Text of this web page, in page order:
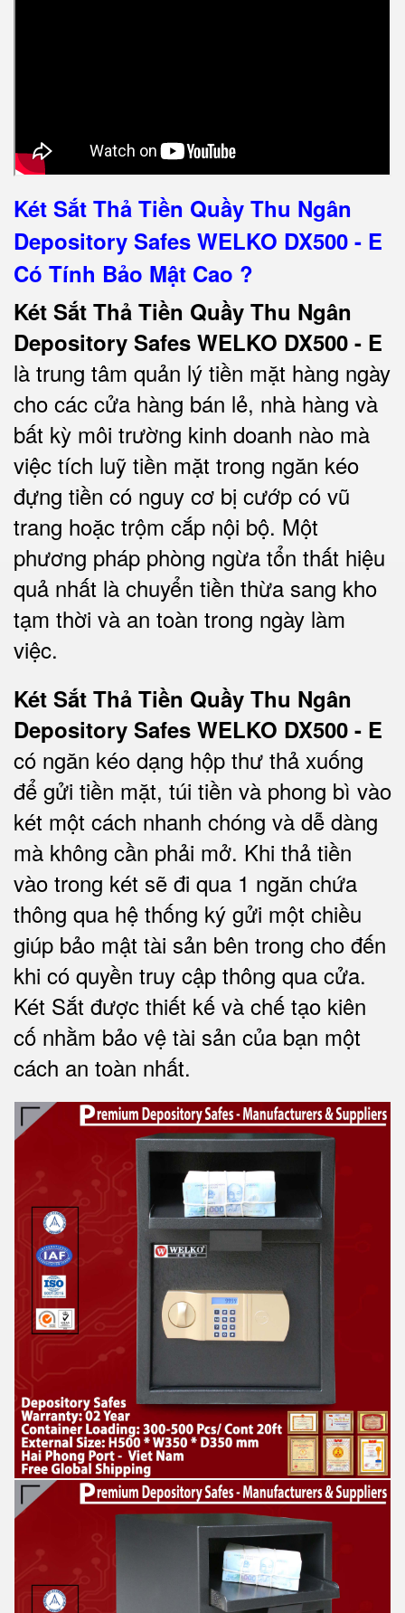
Két Sắt Thả Tiền Quầy Thu Ngân
Depository Safes WELKO DX500 - E
Có Tính Bảo Mật Cao ?
Két Sắt Thả Tiền Quầy Thu Ngân
Depository Safes WELKO DX500 - E
là trung tâm quản lý tiền mặt hàng ngày
cho các cửa hàng bán lẻ, nhà hàng và
bất kỳ môi trường kinh doanh nào mà
việc tích luỹ tiền mặt trong ngăn kéo
đựng tiền có nguy cơ bị cướp có vũ
trang hoặc trộm cắp nội bộ. Một
phương pháp phòng ngừa tổn thất hiệu
quả nhất là chuyển tiền thừa sang kho
tạm thời và an toàn trong ngày làm
việc.
Két Sắt Thả Tiền Quầy Thu Ngân
Depository Safes WELKO DX500 - E
có ngăn kéo dạng hộp thư thả xuống
để gửi tiền mặt, túi tiền và phong bì vào
két một cách nhanh chóng và dễ dàng
mà không cần phải mở. Khi thả tiền
vào trong két sẽ đi qua 1 ngăn chứa
thông qua hệ thống ký gửi một chiều
giúp bảo mật tài sản bên trong cho đến
khi có quyền truy cập thông qua cửa.
Két Sắt được thiết kế và chế tạo kiên
cố nhằm bảo vệ tài sản của bạn một
cách an toàn nhất.